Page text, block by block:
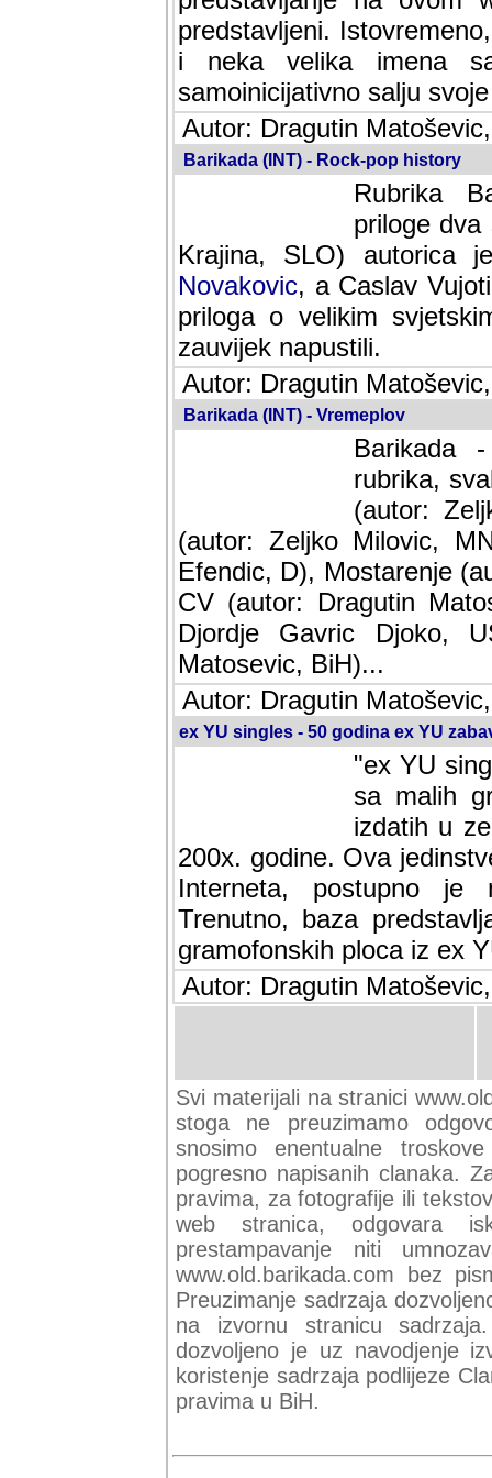
predstavljeni.
i neka velika imena
samoinicijativno salju
Autor: Dragutin
Barikada (INT) - Rock-pop history
Rubrika
dva
SLO) autorica je velikog
Caslav Vujotic
velikim svjetskim
napustili.
Autor: Dragutin
Barikada (INT) - Vremeplov
Barikada
rubrika,
(autor:
(autor: Zeljko Milovic,
Efendic, D), Mostarenje
CV (autor: Dragutin
Djordje Gavric Djoko,
Matosevic, BiH)...
Autor: Dragutin
ex YU singles - 50 godina ex YU
"ex YU
sa malih
izdatih u
200x. godine. Ova
Interneta, postupno je
baza predstavlja
ploca iz ex YU.
Autor: Dragutin
Svi materijali na stranici
stoga ne preuzimamo
snosimo enentualne
pogresno napisanih clanaka.
pravima, za fotografije ili
web stranica, odgovara
prestampavanje niti
www.old.barikada.com bez
Preuzimanje sadrzaja
na izvornu stranicu
dozvoljeno je uz navodjenje
koristenje sadrzaja podlijeze
pravima u BiH.